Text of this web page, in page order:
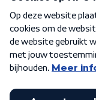
Algemene